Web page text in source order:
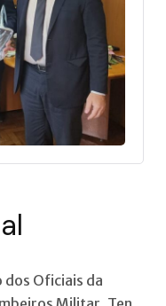
dos Oficiais da